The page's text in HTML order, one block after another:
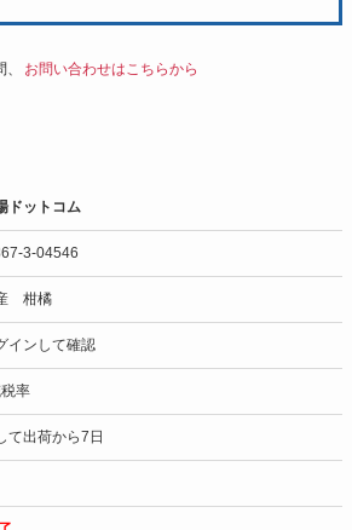
お問い合わせはこちらから
ドットコム
3-04546
柑橘
インして確認
率
て出荷から7日